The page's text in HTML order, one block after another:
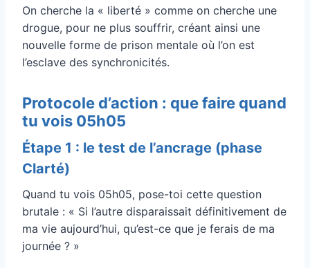
On cherche la « liberté » comme on cherche une
drogue, pour ne plus souffrir, créant ainsi une
nouvelle forme de prison mentale où l’on est
l’esclave des synchronicités.
Protocole d’action : que faire quand
tu vois 05h05
Étape 1 : le test de l’ancrage (phase
Clarté)
Quand tu vois 05h05, pose-toi cette question
brutale : « Si l’autre disparaissait définitivement de
ma vie aujourd’hui, qu’est-ce que je ferais de ma
journée ? »